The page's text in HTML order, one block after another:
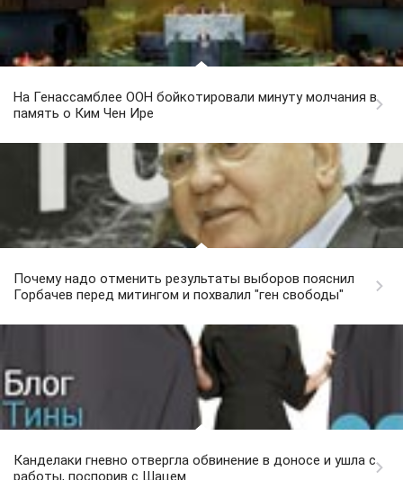
На Генассамблее ООН бойкотировали минуту молчания в
память о Ким Чен Ире
Почему надо отменить результаты выборов пояснил
Горбачев перед митингом и похвалил "ген свободы"
Канделаки гневно отвергла обвинение в доносе и ушла с
работы, поспорив с Шацем